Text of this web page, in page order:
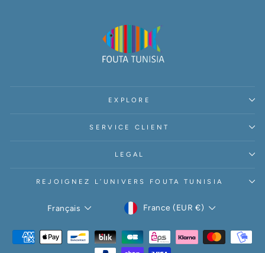
EXPLORE
SERVICE CLIENT
LEGAL
REJOIGNEZ L’UNIVERS FOUTA TUNISIA
LANGUE
Français DEVISE
France (EUR €)